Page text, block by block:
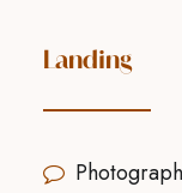
Landing